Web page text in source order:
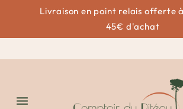
Livraison en point relais offerte
45€ d'achat
